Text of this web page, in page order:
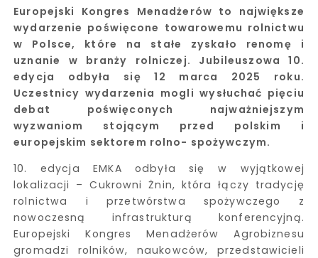
Europejski Kongres Menadżerów to największe
wydarzenie poświęcone towarowemu rolnictwu
w Polsce, które na stałe zyskało renomę i
uznanie w branży rolniczej. Jubileuszowa 10.
edycja odbyła się 12 marca 2025 roku.
Uczestnicy wydarzenia mogli wysłuchać pięciu
debat poświęconych najważniejszym
wyzwaniom stojącym przed polskim i
europejskim sektorem rolno- spożywczym.
10. edycja EMKA odbyła się w wyjątkowej
lokalizacji – Cukrowni Żnin, która łączy tradycję
rolnictwa i przetwórstwa spożywczego z
nowoczesną infrastrukturą konferencyjną.
Europejski Kongres Menadżerów Agrobiznesu
gromadzi rolników, naukowców, przedstawicieli